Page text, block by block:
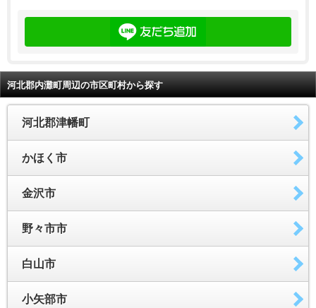
河北郡内灘町周辺の市区町村から探す
河北郡津幡町
かほく市
金沢市
野々市市
白山市
小矢部市